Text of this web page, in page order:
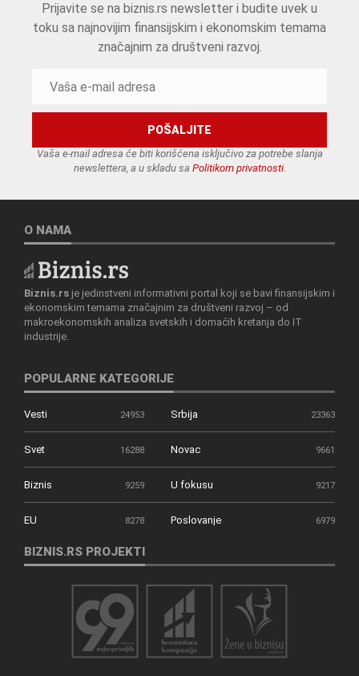
Prijavite se na biznis.rs newsletter i budite uvek u
toku sa najnovijim finansijskim i ekonomskim temama
značajnim za društveni razvoj.
Vaša e-mail adresa će biti korišćena isključivo za potrebe slanja
newslettera, a u skladu sa Politikom privatnosti.
O NAMA
Biznis.rs je jedinstveni informativni portal koji se bavi finansijskim i
ekonomskim temama značajnim za društveni razvoj – od
makroekonomskih analiza svetskih i domaćih kretanja do IT
industrije.
POPULARNE KATEGORIJE
Vesti 24953 Srbija 23363
Svet 16288 Novac 9661
Biznis 9259 U fokusu 9217
EU 8278 Poslovanje 6979
BIZNIS.RS PROJEKTI